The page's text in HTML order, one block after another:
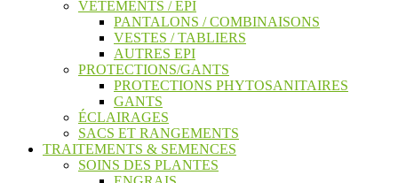
VÊTEMENTS / EPI
PANTALONS / COMBINAISONS
VESTES / TABLIERS
AUTRES EPI
PROTECTIONS/GANTS
PROTECTIONS PHYTOSANITAIRES
GANTS
ÉCLAIRAGES
SACS ET RANGEMENTS
TRAITEMENTS & SEMENCES
SOINS DES PLANTES